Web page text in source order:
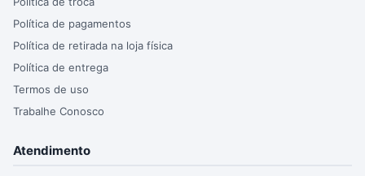
Política de pagamentos
Política de retirada na loja física
Política de entrega
Termos de uso
Trabalhe Conosco
Atendimento